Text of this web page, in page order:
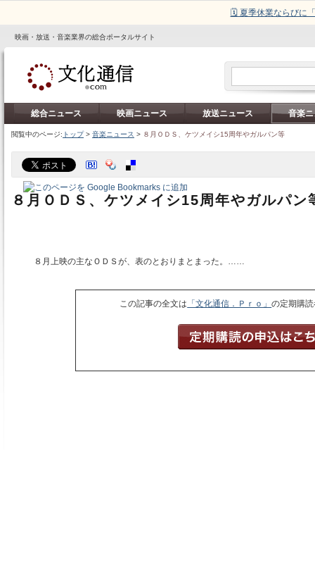
🗓️ 夏季休業ならびに
映画・放送・音楽業界の総合ポータルサイト
総合ニュース 映画ニュース 放送ニュース 音楽
閲覧中のページ: トップ> 音楽ニュース > ８月ＯＤＳ、ケツメイシ15周年やガルパン等
８月ＯＤＳ、ケツメイシ15周年やガルパン
８月上映の主なＯＤＳが、表のとおりまとまった。……
この記事の全文は 「文化通信．Ｐｒｏ」の定期購